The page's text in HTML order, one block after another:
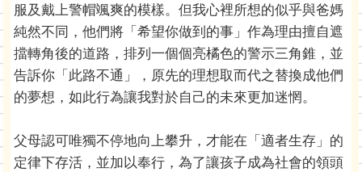
服及戴上警帽颯爽的模樣。但我心裡所想的似乎與爸媽
純然不同，他們將「希望你做到的事」作為理由擅自遮
擋轉角後的道路，排列一個個亮橘色的警示三角錐，並
告訴你「此路不通」，原先的理想取而代之替換成他們
的夢想，如此行為讓我對於自己的未來更加迷惘。
父母認可唯獨不停地向上攀升，才能在「適者生存」的
定律下存活，並加以奉行，為了讓孩子成為社會的領頭